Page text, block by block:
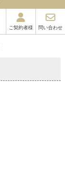
ご契約者様 問い合わせ